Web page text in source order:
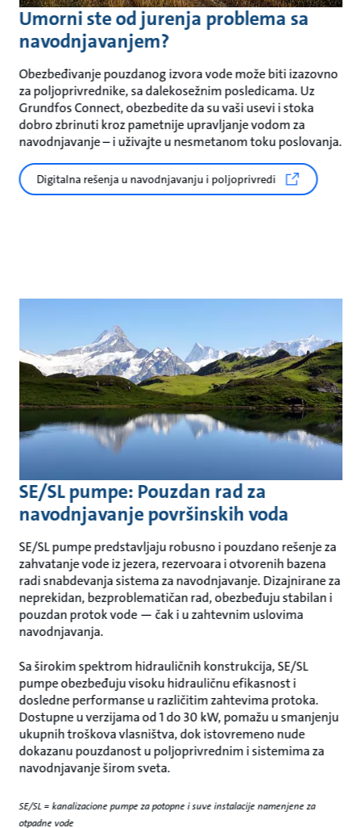
Umorni ste od jurenja problema sa
navodnjavanjem?
Obezbeđivanje pouzdanog izvora vode može biti izazovno
za poljoprivrednike, sa dalekosežnim posledicama. Uz
Grundfos Connect, obezbedite da su vaši usevi i stoka
dobro zbrinuti kroz pametnije upravljanje vodom za
navodnjavanje – i uživajte u nesmetanom toku poslovanja.
Digitalna rešenja u navodnjavanju i poljoprivredi
SE/SL pumpe: Pouzdan rad za
navodnjavanje površinskih voda
SE/SL pumpe predstavljaju robusno i pouzdano rešenje za
zahvatanje vode iz jezera, rezervoara i otvorenih bazena
radi snabdevanja sistema za navodnjavanje. Dizajnirane za
neprekidan, bezproblematičan rad, obezbeđuju stabilan i
pouzdan protok vode — čak i u zahtevnim uslovima
navodnjavanja.
Sa širokim spektrom hidrauličnih konstrukcija, SE/SL
pumpe obezbeđuju visoku hidrauličnu efikasnost i
dosledne performanse u različitim zahtevima protoka.
Dostupne u verzijama od 1 do 30 kW, pomažu u smanjenju
ukupnih troškova vlasništva, dok istovremeno nude
dokazanu pouzdanost u poljoprivrednim i sistemima za
navodnjavanje širom sveta.
SE/SL = kanalizacione pumpe za potopne i suve instalacije namenjene za
otpadne vode